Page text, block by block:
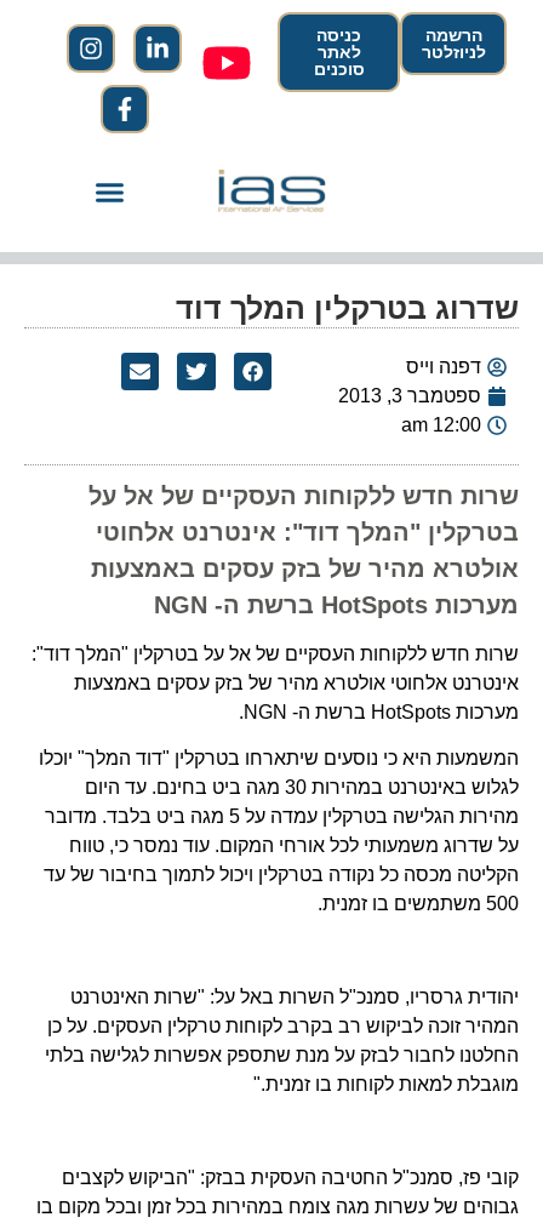
הרשמה
לניוזלטר
כניסה
לאתר
סוכנים
שדרוג בטרקלין המלך דוד
דפנה וייס
ספטמבר 3, 2013
12:00 am
שרות חדש ללקוחות העסקיים של אל על
בטרקלין "המלך דוד": אינטרנט אלחוטי
אולטרא מהיר של בזק עסקים באמצעות
מערכות HotSpots ברשת ה- NGN
שרות חדש ללקוחות העסקיים של אל על בטרקלין "המלך דוד":
אינטרנט אלחוטי אולטרא מהיר של בזק עסקים באמצעות
מערכות HotSpots ברשת ה- NGN.
המשמעות היא כי נוסעים שיתארחו בטרקלין "דוד המלך" יוכלו
לגלוש באינטרנט במהירות 30 מגה ביט בחינם. עד היום
מהירות הגלישה בטרקלין עמדה על 5 מגה ביט בלבד. מדובר
על שדרוג משמעותי לכל אורחי המקום. עוד נמסר כי, טווח
הקליטה מכסה כל נקודה בטרקלין ויכול לתמוך בחיבור של עד
500 משתמשים בו זמנית.
יהודית גרסריו, סמנכ"ל השרות באל על: "שרות האינטרנט
המהיר זוכה לביקוש רב בקרב לקוחות טרקלין העסקים. על כן
החלטנו לחבור לבזק על מנת שתספק אפשרות לגלישה בלתי
מוגבלת למאות לקוחות בו זמנית."
קובי פז, סמנכ"ל החטיבה העסקית בבזק: "הביקוש לקצבים
גבוהים של עשרות מגה צומח במהירות בכל זמן ובכל מקום בו